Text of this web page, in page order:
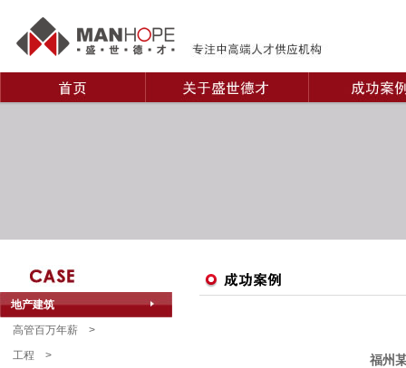
地产建筑
高管百万年薪 >
工程 >
福州